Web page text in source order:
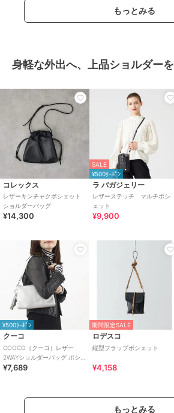
もっとみる
身軽な外出へ、上品ショルダーを
コレックス
レザーキンチャクポシェット
ショルダーバッグ
¥14,300
SALE
¥500ｸｰﾎﾟﾝ
ラ バガジェリー
レザーステッチ マルチポシ
ェット
¥9,900
¥500ｸｰﾎﾟﾝ
クーコ
COOCO（クーコ）レザー
2WAYショルダーバッグ ポシェ
ット 斜めがけ 牛革
¥7,689
期間限定SALE
ロデスコ
縦型フラップポシェット
¥4,158
もっとみる